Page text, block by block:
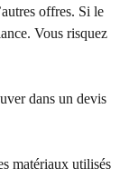
offres. Si le
Vous risquez
dans un devis
matériaux utilisés